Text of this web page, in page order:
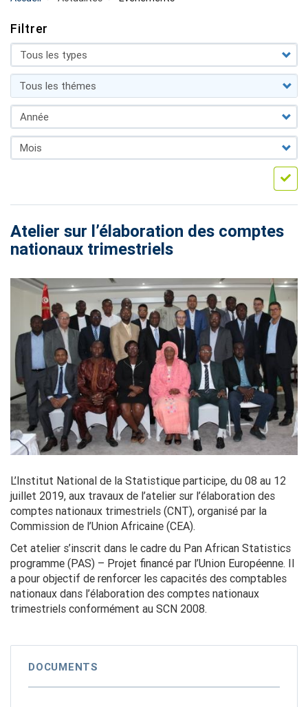
Filtrer
Atelier sur l’élaboration des comptes
nationaux trimestriels
L’Institut National de la Statistique participe, du 08 au 12
juillet 2019, aux travaux de l’atelier sur l’élaboration des
comptes nationaux trimestriels (CNT), organisé par la
Commission de l’Union Africaine (CEA).
Cet atelier s’inscrit dans le cadre du Pan African Statistics
programme (PAS) – Projet financé par l’Union Européenne. Il
a pour objectif de renforcer les capacités des comptables
nationaux dans l’élaboration des comptes nationaux
trimestriels conformément au SCN 2008.
DOCUMENTS